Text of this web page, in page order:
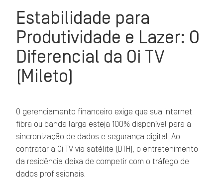
Estabilidade para
Produtividade e Lazer: O
Diferencial da Oi TV
(Mileto)
O gerenciamento financeiro exige que sua internet
fibra ou banda larga esteja 100% disponível para a
sincronização de dados e segurança digital. Ao
contratar a Oi TV via satélite (DTH), o entretenimento
da residência deixa de competir com o tráfego de
dados profissionais.